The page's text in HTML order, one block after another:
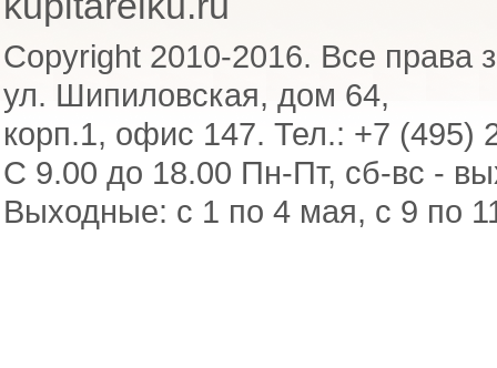
Copyright 2010-2016. Все права
ул. Шипиловская, дом 64,
корп.1, офис 147. Тел.: +7 (495)
С 9.00 до 18.00 Пн-Пт, сб-вс -
Выходные: с 1 по 4 мая, с 9 по